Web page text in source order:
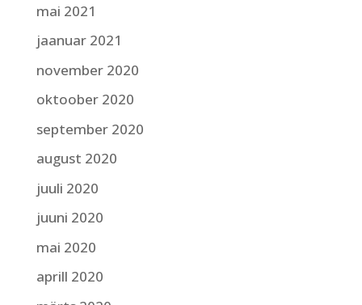
mai 2021
jaanuar 2021
november 2020
oktoober 2020
september 2020
august 2020
juuli 2020
juuni 2020
mai 2020
aprill 2020